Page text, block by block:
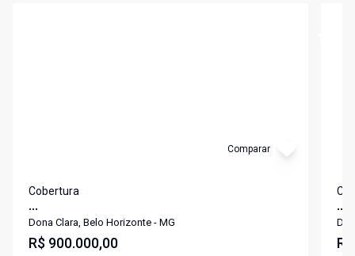
Comparar
Cobertura
...
Dona Clara, Belo Horizonte - MG
R$ 900.000,00
...